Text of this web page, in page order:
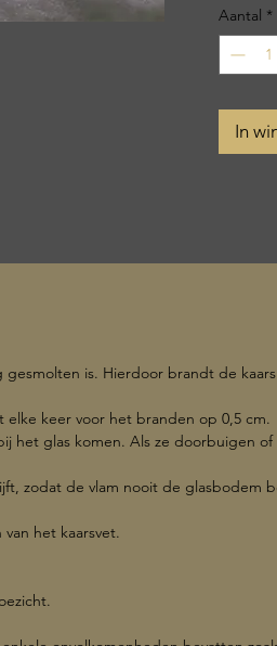
een
een
een
kaars
in
Aantal *
In
is. Hierdoor brandt de
elke keer voor het branden op 0,5 cm.
glas komen. Als ze doorbuigen
zodat de vlam nooit de glasbodem
het kaarsvet.